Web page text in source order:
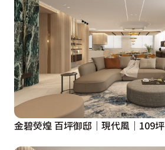
金碧熒煌 百坪御邸｜現代風｜109坪